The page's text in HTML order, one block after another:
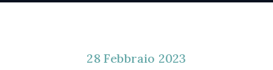
28 Febbraio 2023